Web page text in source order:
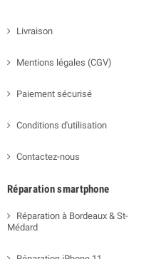
Livraison
Mentions légales (CGV)
Paiement sécurisé
Conditions d'utilisation
Contactez-nous
Réparation smartphone
Réparation à Bordeaux & St-
Médard